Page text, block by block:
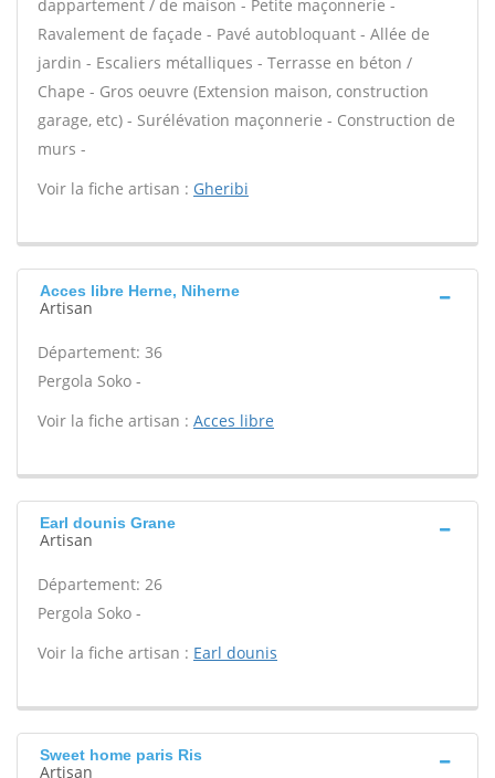
dappartement / de maison - Petite maçonnerie -
Ravalement de façade - Pavé autobloquant - Allée de
jardin - Escaliers métalliques - Terrasse en béton /
Chape - Gros oeuvre (Extension maison, construction
garage, etc) - Surélévation maçonnerie - Construction de
murs -
Voir la fiche artisan : Gheribi
Acces libre Herne, Niherne
Artisan
Département: 36
Pergola Soko -
Voir la fiche artisan : Acces libre
Earl dounis Grane
Artisan
Département: 26
Pergola Soko -
Voir la fiche artisan : Earl dounis
Sweet home paris Ris
Artisan